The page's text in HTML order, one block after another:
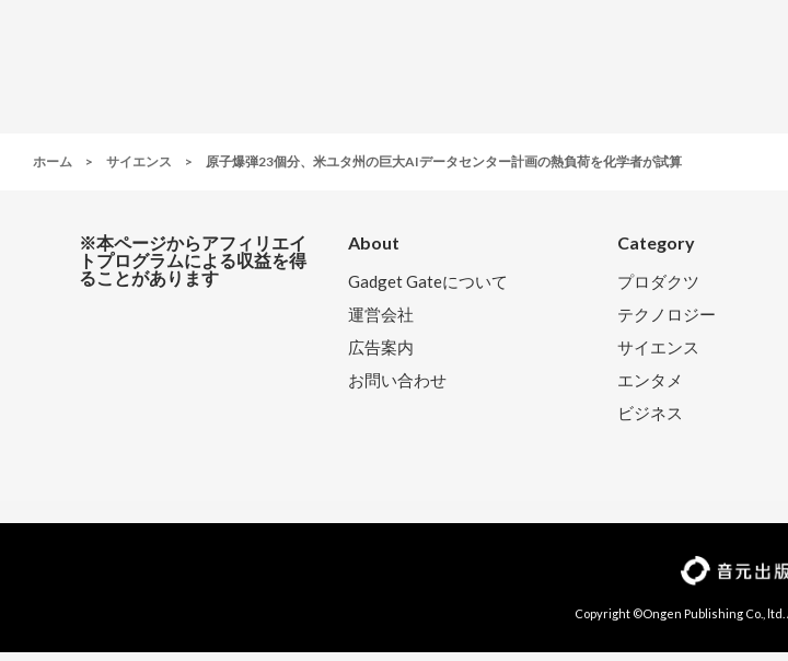
ホーム > サイエンス > 原子爆弾23個分、米ユタ州の巨大AIデータセンター計画の熱負荷を化学者が試算
※本ページからアフィリエイ
トプログラムによる収益を得
ることがあります
About
Gadget Gateについて
運営会社
広告案内
お問い合わせ
Category
プロダクツ
テクノロジー
サイエンス
エンタメ
ビジネス
Copyright ©Ongen Publishing Co.,